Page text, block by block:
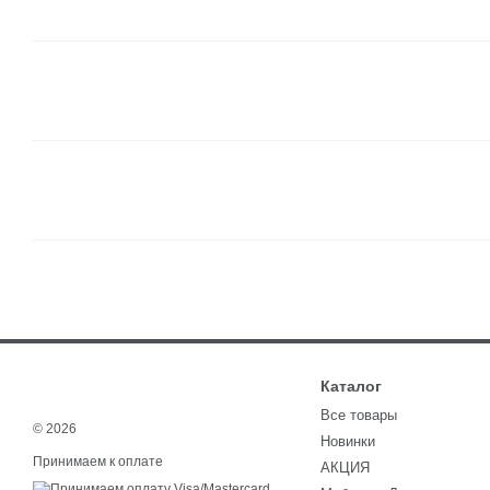
© 2026
Принимаем к оплате
Каталог
Все товары
Новинки
АКЦИЯ